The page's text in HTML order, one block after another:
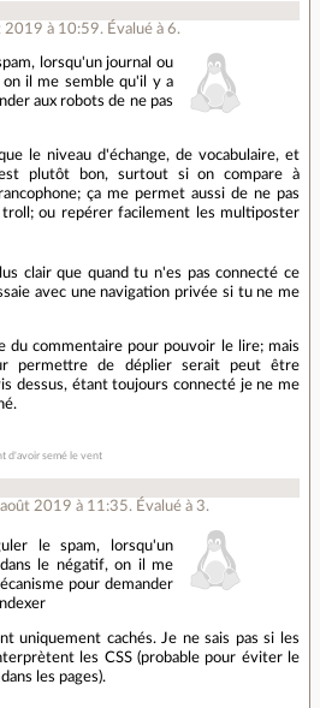
2019 à 10:59.Évalué à 6.
lorsqu'un journal ou
il me semble qu'il y a
aux robots de ne pas
le niveau d'échange, de vocabulaire, et
plutôt bon, surtout si on compare à
ça me permet aussi de ne pas
ou repérer facilement les multiposter
clair que quand tu n'es pas connecté ce
avec une navigation privée si tu ne me
du commentaire pour pouvoir le lire; mais
permettre de déplier serait peut être
dessus, étant toujours connecté je ne me
d'avoir semé le vent
août 2019 à 11:35. Évalué à 3.
le spam, lorsqu'un
le négatif, on il me
pour demander
uniquement cachés. Je ne sais pas si les
les CSS (probable pour éviter le
les pages).